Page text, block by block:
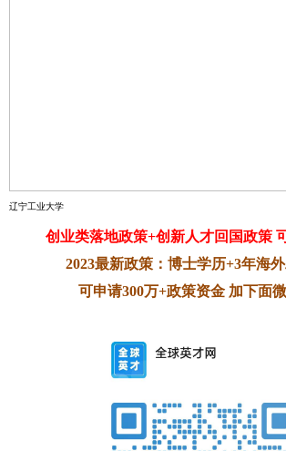
辽宁工业大学
创业类落地政策+创新人才回国政策
2023最新政策：博士学历+3年海
可申请300万+政策资金 加下面